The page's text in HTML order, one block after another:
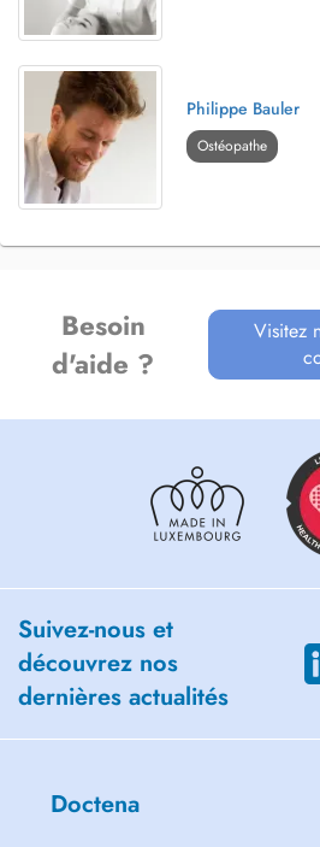
Philippe Bauler
Ostéopathe
Besoin
d'aide ?
Visitez
Suivez-nous et
découvrez nos
dernières actualités
Doctena